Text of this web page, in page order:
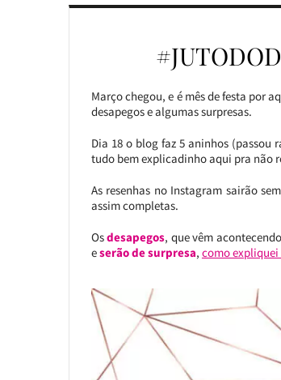
Março chegou, e é mês de festa por
desapegos e algumas surpresas.
Dia 18 o blog faz 5 aninhos (passou
tudo bem explicadinho aqui pra não
As resenhas no Instagram sairão
assim completas.
Osdesapegos, que vêm
eserão de surpresa, como expliquei